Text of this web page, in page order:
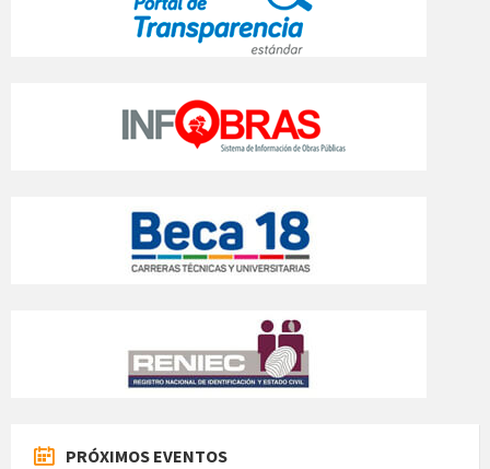
PRÓXIMOS EVENTOS